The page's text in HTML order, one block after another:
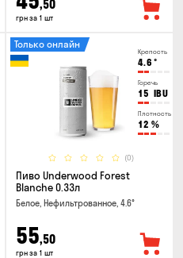
,50
грн за 1 шт
Крепость
4.6 °
Горечь
15 IBU
Плотность
12 %
(0)
Только онлайн
Пиво Underwood Forest
Blanche 0.33л
Белое, Нефильтрованное, 4.6°
55,50
грн за 1 шт